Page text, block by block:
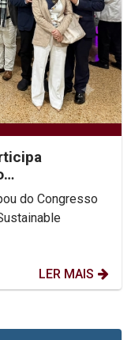
do Congresso
LER MAIS